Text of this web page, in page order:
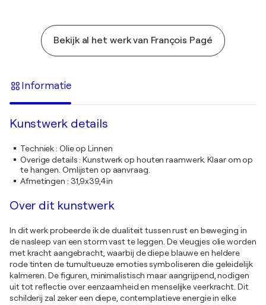
Bekijk al het werk van François Pagé
Informatie
Kunstwerk details
Techniek: Olie op Linnen
Overige details:Kunstwerk op houten raamwerk. Klaar om op
te hangen. Omlijsten op aanvraag.
Afmetingen : 31,9x39,4in
Over dit kunstwerk
In dit werk probeerde ik de dualiteit tussen rust en beweging in
de nasleep van een storm vast te leggen. De vleugjes olie worden
met kracht aangebracht, waarbij de diepe blauwe en heldere
rode tinten de tumultueuze emoties symboliseren die geleidelijk
kalmeren. De figuren, minimalistisch maar aangrijpend, nodigen
uit tot reflectie over eenzaamheid en menselijke veerkracht. Dit
schilderij zal zeker een diepe, contemplatieve energie in elke